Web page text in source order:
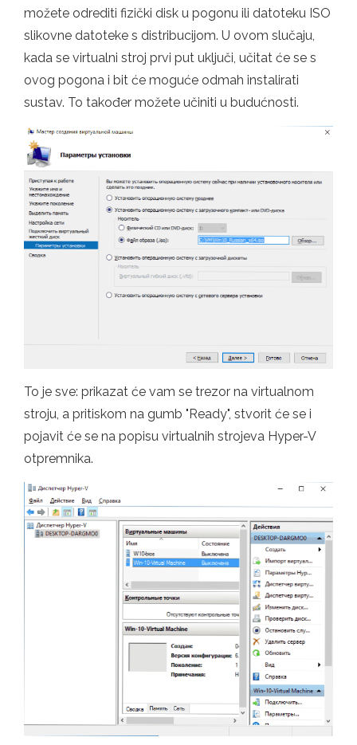
možete odrediti fizički disk u pogonu ili datoteku ISO
slikovne datoteke s distribucijom. U ovom slučaju,
kada se virtualni stroj prvi put uključi, učitat će se s
ovog pogona i bit će moguće odmah instalirati
sustav. To također možete učiniti u budućnosti.
To je sve: prikazat će vam se trezor na virtualnom
stroju, a pritiskom na gumb "Ready", stvorit će se i
pojavit će se na popisu virtualnih strojeva Hyper-V
otpremnika.